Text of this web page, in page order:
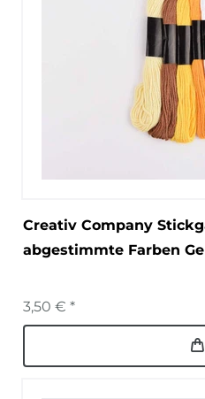
Creativ Company
abgestimmte Farben
3,50 € *